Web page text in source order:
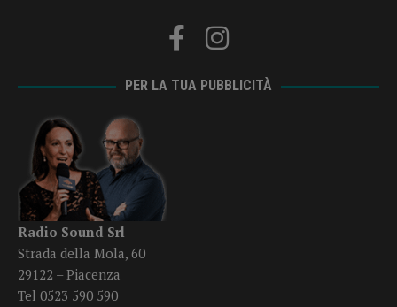
PER LA TUA PUBBLICITÀ
Radio Sound Srl
Strada della Mola, 60
29122 – Piacenza
Tel 0523 590 590